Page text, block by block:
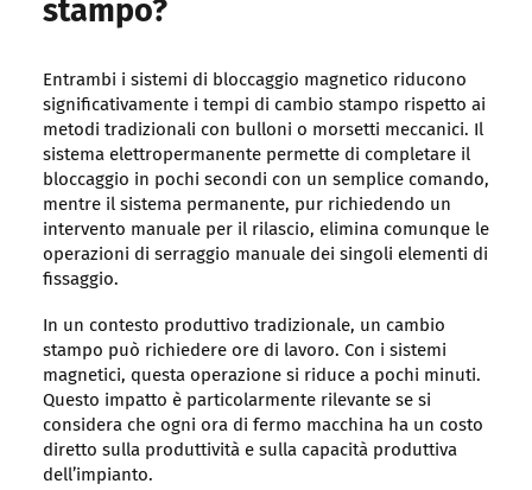
stampo?
Entrambi i sistemi di bloccaggio magnetico riducono
significativamente i tempi di cambio stampo rispetto ai
metodi tradizionali con bulloni o morsetti meccanici. Il
sistema elettropermanente permette di completare il
bloccaggio in pochi secondi con un semplice comando,
mentre il sistema permanente, pur richiedendo un
intervento manuale per il rilascio, elimina comunque le
operazioni di serraggio manuale dei singoli elementi di
fissaggio.
In un contesto produttivo tradizionale, un cambio
stampo può richiedere ore di lavoro. Con i sistemi
magnetici, questa operazione si riduce a pochi minuti.
Questo impatto è particolarmente rilevante se si
considera che ogni ora di fermo macchina ha un costo
diretto sulla produttività e sulla capacità produttiva
dell’impianto.